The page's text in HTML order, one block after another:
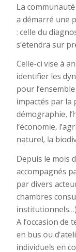
La
a démarré une
: celle du
s’étendra sur
Celle-ci vise à
identifier les
pour
impactés par la
démographie,
l’économie,
naturel, la
Depuis le mois
accompagnés
par divers
chambres
A l’occasion de
en bus ou
individuels en